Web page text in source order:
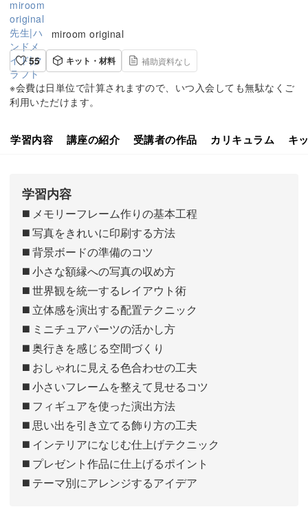
miroom original
55
キット・材料 補助資料なし
※会費は日単位で計算されますので、いつ入会しても無駄なくご
利用いただけます。
学習内容 講座の紹介 受講者の作品 カリキュラム キ
学習内容
◼️ メモリーフレーム作りの基本工程
◼️ 写真をきれいに印刷する方法
◼️ 背景ボードの準備のコツ
◼️ 小さな額縁への写真の収め方
◼️ 世界観を統一するレイアウト術
◼️ 立体感を演出する配置テクニック
◼️ ミニチュアパーツの活かし方
◼️ 奥行きを感じる空間づくり
◼️ おしゃれに見える色合わせの工夫
◼️ 小さいフレームを整えて見せるコツ
◼️ フィギュアを使った演出方法
◼️ 思い出を引き立てる飾り方の工夫
◼️ インテリアになじむ仕上げテクニック
◼️ プレゼント作品に仕上げるポイント
◼️ テーマ別にアレンジするアイデア